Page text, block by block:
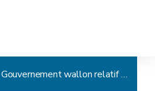
Arrêté du Gouvernement wallon relatif aux communautés d'énergie et au partage d'énergie